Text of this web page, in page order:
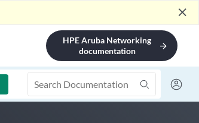
close
HPE Aruba Networking
documentation
arrow_forward